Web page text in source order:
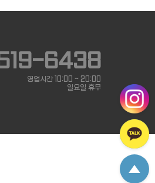
6438
영업시간 10:00 ~ 20:00
일요일 휴무